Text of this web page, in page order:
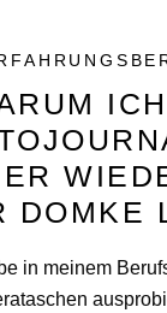
DOMKE
in meinem